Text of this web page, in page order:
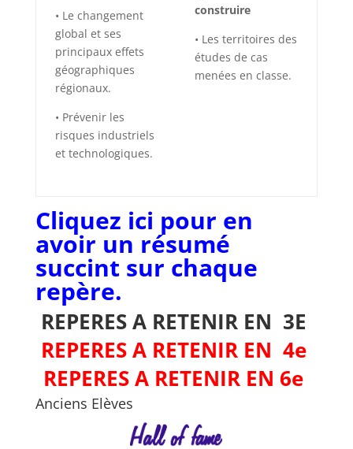
• Le changement
global et ses
principaux effets
géographiques
régionaux.
• Prévenir les
risques industriels
et technologiques.
construire
• Les territoires des
études de cas
menées en classe.
Cliquez ici pour en
avoir un résumé
succint sur chaque
repère.
REPERES A RETENIR EN 3E
REPERES A RETENIR EN 4e
REPERES A RETENIR EN 6e
Anciens Elèves